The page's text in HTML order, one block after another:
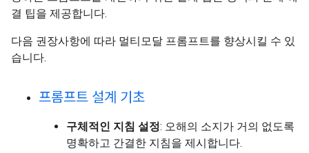
결 팁을 제공합니다.
다음 권장사항에 따라 멀티모달 프롬프트를 향상시킬 수 있
습니다.
프롬프트 설계 기초
구체적인 지침 설정: 오해의 소지가 거의 없도록
명확하고 간결한 지침을 제시합니다.